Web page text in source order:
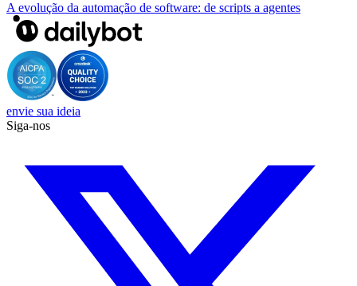
A evolução da automação de software: de scripts a agentes
envie sua ideia
Siga-nos